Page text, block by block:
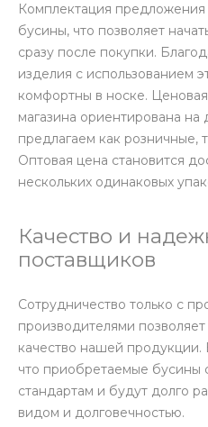
Комплектация
бусины, что позволяет
сразу после покупки.
изделия с использованием
комфортны в носке.
магазина ориентирована на
предлагаем как розничные,
Оптовая цена становится
нескольких одинаковых
Качество и
поставщиков
Сотрудничество только с
производителями
качество нашей
что приобретаемые бусины
стандартам и будут долго
видом и долговечностью.